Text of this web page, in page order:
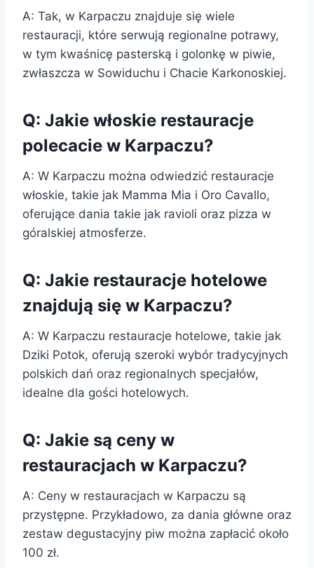
A: Tak, w Karpaczu znajduje się wiele
restauracji, które serwują regionalne potrawy,
w tym kwaśnicę pasterską i golonkę w piwie,
zwłaszcza w Sowiduchu i Chacie Karkonoskiej.
Q: Jakie włoskie restauracje
polecacie w Karpaczu?
A: W Karpaczu można odwiedzić restauracje
włoskie, takie jak Mamma Mia i Oro Cavallo,
oferujące dania takie jak ravioli oraz pizza w
góralskiej atmosferze.
Q: Jakie restauracje hotelowe
znajdują się w Karpaczu?
A: W Karpaczu restauracje hotelowe, takie jak
Dziki Potok, oferują szeroki wybór tradycyjnych
polskich dań oraz regionalnych specjałów,
idealne dla gości hotelowych.
Q: Jakie są ceny w
restauracjach w Karpaczu?
A: Ceny w restauracjach w Karpaczu są
przystępne. Przykładowo, za dania główne oraz
zestaw degustacyjny piw można zapłacić około
100 zł.